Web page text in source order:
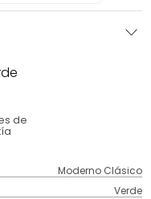
de
Moderno Clásico
Verde